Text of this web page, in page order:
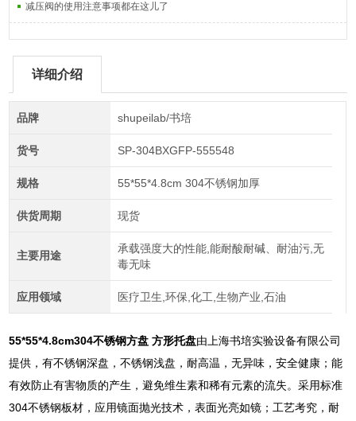
减压阀的使用注意事项都在这儿了
详细介绍
品牌 shupeilab/书培
货号 SP-304BXGFP-555548
规格 55*55*4.8cm 304不锈钢加厚
供货周期 现货
主要用途
承载强度大的性能,能耐酸耐碱、耐油污,无
毒无味
应用领域 医疗卫生,环保,化工,生物产业,石油
55*55*4.8cm304不锈钢方盘 方形托盘由上海书培实验设备有限公司
提供，有不锈钢深盘，不锈钢浅盘，耐高温，无异味，安全健康；能
有效防止有害物质的产生，避免维生素和稀有元素的流失。采用标准
304不锈钢板材，应用镜面抛光技术，表面光亮如镜；工艺考究，耐